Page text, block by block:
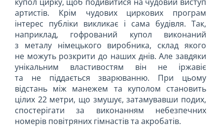
артистів. Крім чудових циркових програм
інтерес публіки викликає і сама будівля. Так,
наприклад, гофрований купол виконаний
з металу німецького виробника, склад якого
не можуть розкрити до наших днів. Але завдяки
унікальним властивостям він не іржавіє
та не піддається зварюванню. При цьому
відстань між манежем та куполом становить
цілих 22 метри, що змушує, затамувавши подих,
спостерігати за виконанням небезпечних
номерів повітряних гімнастів та акробатів.